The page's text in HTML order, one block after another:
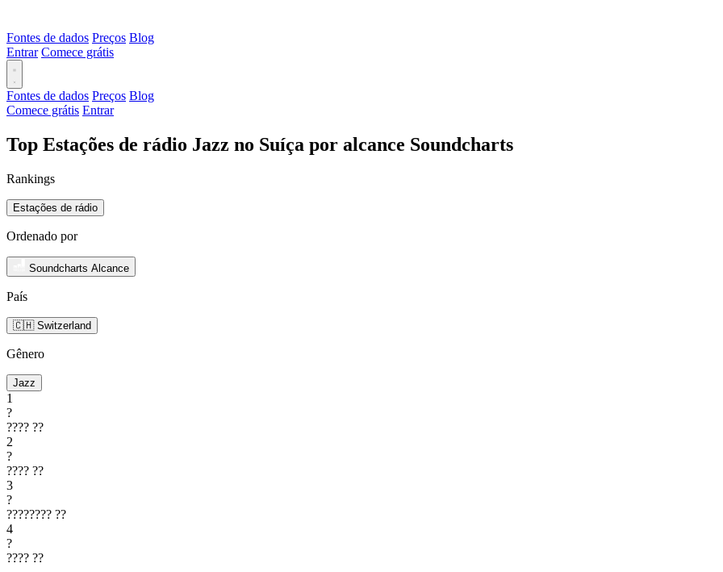
Fontes de dados Preços Blog
Entrar Comece grátis
Fontes de dados Preços Blog
Comece grátis Entrar
Top Estações de rádio Jazz no Suíça por alcance Soundcharts
Rankings
Estações de rádio
Ordenado por
Soundcharts Alcance
País
🇨🇭 Switzerland
Gênero
Jazz
1
?
???? ??
2
?
???? ??
3
?
???????? ??
4
?
???? ??